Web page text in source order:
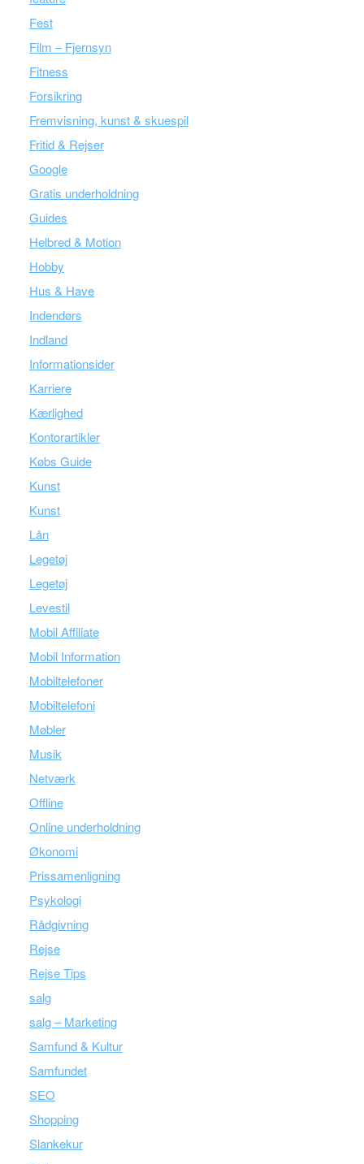
Fest
Film – Fjernsyn
Fitness
Forsikring
Fremvisning, kunst & skuespil
Fritid & Rejser
Google
Gratis underholdning
Guides
Helbred & Motion
Hobby
Hus & Have
Indendørs
Indland
Informationsider
Karriere
Kærlighed
Kontorartikler
Købs Guide
Kunst
Kunst
Lån
Legetøj
Legetøj
Levestil
Mobil Affiliate
Mobil Information
Mobiltelefoner
Mobiltelefoni
Møbler
Musik
Netværk
Offline
Online underholdning
Økonomi
Prissamenligning
Psykologi
Rådgivning
Rejse
Rejse Tips
salg
salg – Marketing
Samfund & Kultur
Samfundet
SEO
Shopping
Slankekur